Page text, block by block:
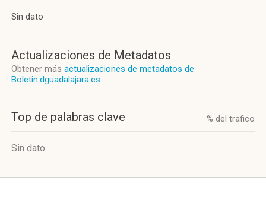
Sin dato
Actualizaciones de Metadatos
Obtener más actualizaciones de metadatos de
Boletin.dguadalajara.es
Top de palabras clave % del trafico
Sin dato